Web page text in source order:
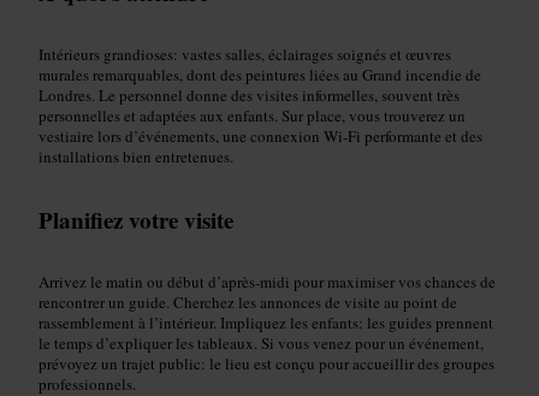
Intérieurs grandioses: vastes salles, éclairages soignés et œuvres
murales remarquables, dont des peintures liées au Grand incendie de
Londres. Le personnel donne des visites informelles, souvent très
personnelles et adaptées aux enfants. Sur place, vous trouverez un
vestiaire lors d’événements, une connexion Wi‑Fi performante et des
installations bien entretenues.
Planifiez votre visite
Arrivez le matin ou début d’après‑midi pour maximiser vos chances de
rencontrer un guide. Cherchez les annonces de visite au point de
rassemblement à l’intérieur. Impliquez les enfants: les guides prennent
le temps d’expliquer les tableaux. Si vous venez pour un événement,
prévoyez un trajet public: le lieu est conçu pour accueillir des groupes
professionnels.